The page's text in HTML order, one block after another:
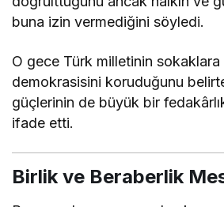
buna izin vermediğini söyledi.
O gece Türk milletinin sokaklara
demokrasisini koruduğunu
güçlerinin de büyük bir
ifade etti.
Birlik ve Beraberlik